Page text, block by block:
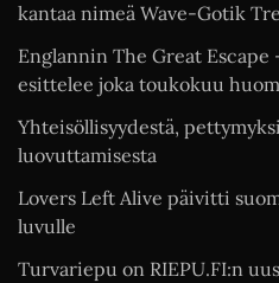
kantaa nimeä Wave-Gotik
Englannin The Great
esittelee joka toukokuu
Yhteisöllisyydestä,
luovuttamisesta
Lovers Left Alive päivitti
luvulle
Turvariepu on RIEPU.FI:n